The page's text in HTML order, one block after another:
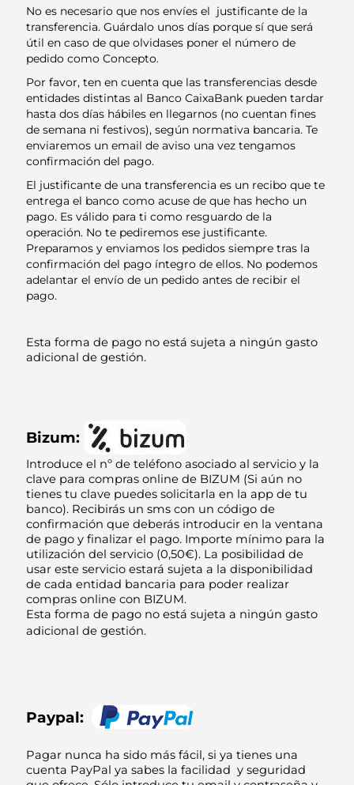
No es necesario que nos envíes el justificante de la
transferencia. Guárdalo unos días porque sí que será
útil en caso de que olvidases poner el número de
pedido como Concepto.
Por favor, ten en cuenta que las transferencias desde
entidades distintas al Banco CaixaBank pueden tardar
hasta dos días hábiles en llegarnos (no cuentan fines
de semana ni festivos), según normativa bancaria. Te
enviaremos un email de aviso una vez tengamos
confirmación del pago.
El justificante de una transferencia es un recibo que te
entrega el banco como acuse de que has hecho un
pago. Es válido para ti como resguardo de la
operación. No te pediremos ese justificante.
Preparamos y enviamos los pedidos siempre tras la
confirmación del pago íntegro de ellos. No podemos
adelantar el envío de un pedido antes de recibir el
pago.
Esta forma de pago no está sujeta a ningún gasto
adicional de gestión.
Bizum:
Introduce el nº de teléfono asociado al servicio y la
clave para compras online de BIZUM (Si aún no
tienes tu clave puedes solicitarla en la app de tu
banco). Recibirás un sms con un código de
confirmación que deberás introducir en la ventana
de pago y finalizar el pago. Importe mínimo para la
utilización del servicio (0,50€). La posibilidad de
usar este servicio estará sujeta a la disponibilidad
de cada entidad bancaria para poder realizar
compras online con BIZUM.
Esta forma de pago no está sujeta a ningún gasto
adicional de gestión.
Paypal:
Pagar nunca ha sido más fácil, si ya tienes una
cuenta PayPal ya sabes la facilidad y seguridad